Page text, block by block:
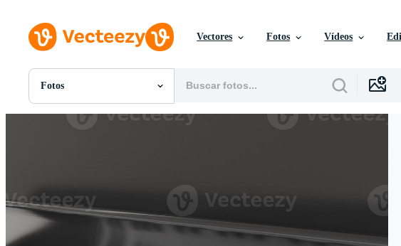
Vectores Fotos Vídeos
Fotos
Todas Imágenes
Fotos
Videos
Gráficos en Movimiento